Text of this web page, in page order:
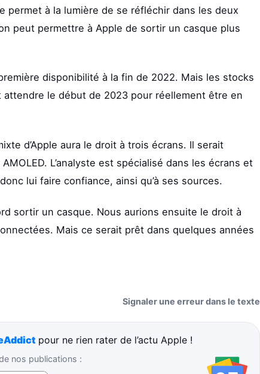
permet à la lumière de se réfléchir dans les deux
peut permettre à Apple de sortir un casque plus
disponibilité à la fin de 2022. Mais les stocks
le début de 2023 pour réellement être en
d’Apple aura le droit à trois écrans. Il serait
L’analyste est spécialisé dans les écrans et
lui faire confiance, ainsi qu’à ses sources.
sortir un casque. Nous aurions ensuite le droit à
Mais ce serait prêt dans quelques années
Signaler une erreur dans le texte
pour ne rien rater de l’actu Apple !
nos publications :